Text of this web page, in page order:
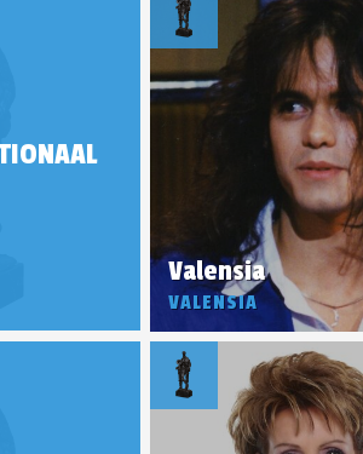
Valensia
VALENSIA